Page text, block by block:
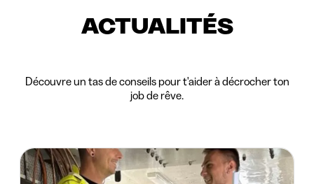
ACTUALITÉS
Découvre un tas de conseils pour t'aider à décrocher ton
job de rêve.